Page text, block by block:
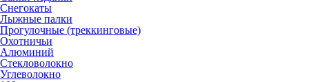
Снегокаты
Лыжные палки
Прогулочные (треккинговые)
Охотничьи
Алюминий
Стекловолокно
Углеволокно